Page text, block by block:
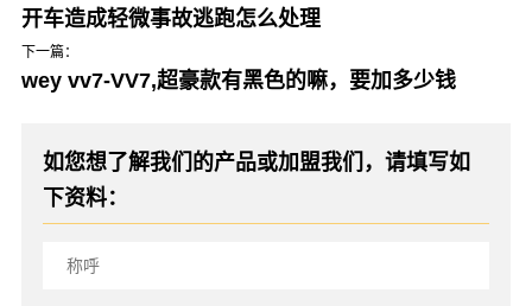
开车造成轻微事故逃跑怎么处理
下一篇：
wey vv7-VV7,超豪款有黑色的嘛，要加多少钱
如您想了解我们的产品或加盟我们，请填写如
下资料：